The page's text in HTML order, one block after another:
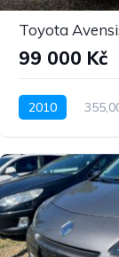
Toyota
99 000 Kč
2010